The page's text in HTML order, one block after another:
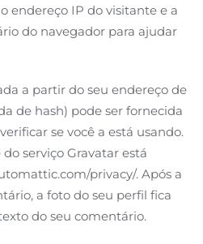
endereço IP do visitante e a
do navegador para ajudar
a partir do seu endereço de
de hash) pode ser fornecida
se você a está usando.
serviço Gravatar está
privacy/. Após a
a foto do seu perfil fica
do seu comentário.